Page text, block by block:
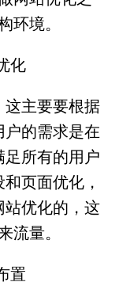
环境。
化
这主要要根据
的需求是在
所有的用户
页面优化，
站优化的，这
流量。
置